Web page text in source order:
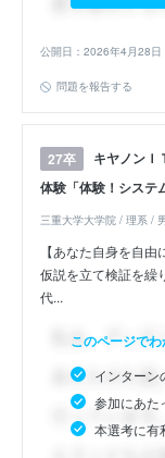
公開日：2026年4月28日
問題を報告する
27卒
キヤノンＩ
体験「体験！システ
三重大学大学院 / 理系 /
【あなた自身を自
仮説を立て検証を繰
代...
このページでわ
インターン
参加にあた
本選考に有